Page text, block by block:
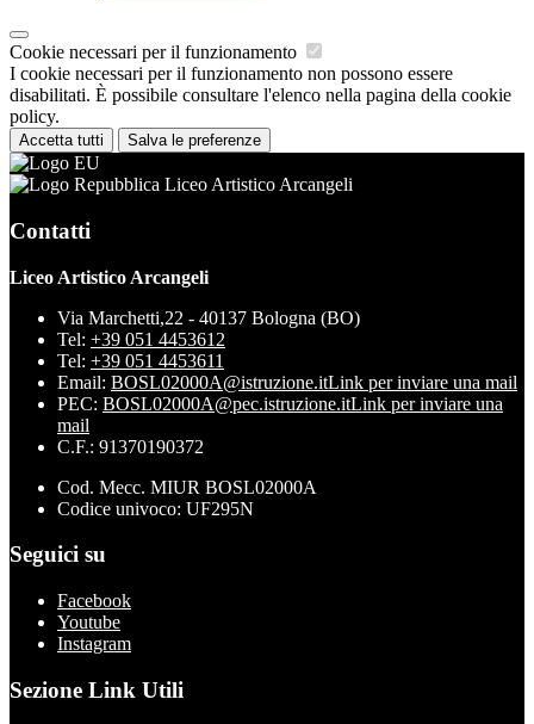
Cookie necessari per il funzionamento
I cookie necessari per il funzionamento non possono essere
disabilitati. È possibile consultare l'elenco nella pagina della cookie
policy.
Accetta tutti Salva le preferenze
Liceo Artistico Arcangeli
Contatti
Liceo Artistico Arcangeli
Via Marchetti,22 - 40137 Bologna (BO)
Tel: +39 051 4453612
Tel: +39 051 4453611
Email: BOSL02000A@istruzione.itLink per inviare una mail
PEC: BOSL02000A@pec.istruzione.itLink per inviare una
mail
C.F.: 91370190372
Cod. Mecc. MIUR BOSL02000A
Codice univoco: UF295N
Seguici su
Facebook
Youtube
Instagram
Sezione Link Utili